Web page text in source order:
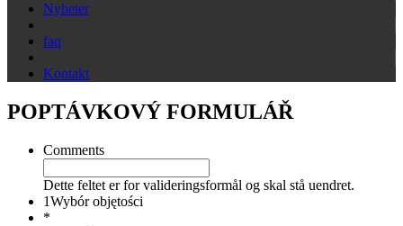
Nyheter
faq
Kontakt
POPTÁVKOVÝ FORMULÁŘ
Comments
Dette feltet er for valideringsformål og skal stå uendret.
1Wybór objętości
*